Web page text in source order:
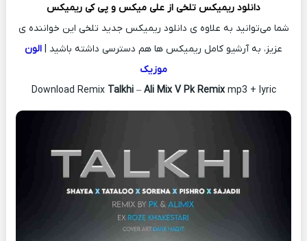
دانلود ریمیکس تلخی از علی میکس و پی کی ریمیکس
شما می‌توانید به علاوه ی دانلود ریمیکس جدید تلخی این خواننده ی
عزیز، به آرشیو کامل ریمیکس ها هم دسترسی داشته باشید | الون
موزیک
Download Remix Talkhi– Ali Mix V Pk Remixmp3 + lyric